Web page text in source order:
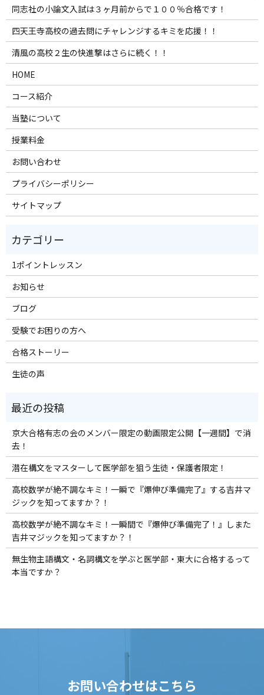
同志社の小論文入試は３ヶ月前からで１００％合格です！
四天王寺高校の過去問にチャレンジするキミを応援！！
清風の高校２生の快進撃はさらに続く！！
HOME
コース紹介
当塾について
授業料金
お問い合わせ
プライバシーポリシー
サイトマップ
1ポイントレッスン
お知らせ
ブログ
受験でお困りの方へ
合格ストーリー
生徒の声
京大合格有志の会のメンバー限定の動画限定公開【一週間】で消
去！
潜在構文をマスターして医学部を狙う生徒・保護者限定！
高校数学が絶不調なキミ！一瞬で『爆伸び準備完了』する吉井マ
ジックを知ってますか？！
高校数学が絶不調なキミ！一瞬間で『爆伸び準備完了！』しまた
吉井マジックを知ってますか？！
無生物主語構文・名詞構文を学ぶと医学部・東大に合格するって
本当ですか？
お問い合わせはこちら